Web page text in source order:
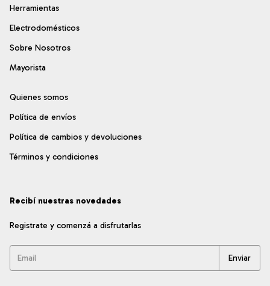
Herramientas
Electrodomésticos
Sobre Nosotros
Mayorista
Quienes somos
Política de envíos
Política de cambios y devoluciones
Términos y condiciones
Recibí nuestras novedades
Registrate y comenzá a disfrutarlas